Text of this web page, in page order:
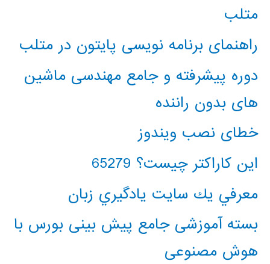
متلب
راهنمای برنامه نویسی پایتون در متلب
دوره پیشرفته و جامع مهندسی ماشین
های بدون راننده
خطای نصب ویندوز
این کاراکتر چیست؟ 65279
معرفي يك سايت يادگيري زبان
بسته آموزشی جامع پیش بینی بورس با
هوش مصنوعی